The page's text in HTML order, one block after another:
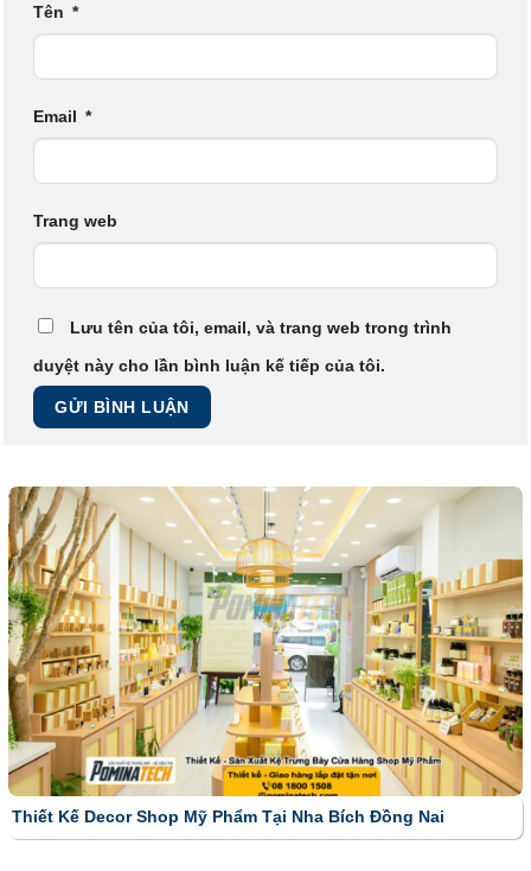
Tên *
Email *
Trang web
Lưu tên của tôi, email, và trang web trong trình
duyệt này cho lần bình luận kế tiếp của tôi.
Thiết Kế Decor Shop Mỹ Phẩm Tại Nha Bích Đồng Nai